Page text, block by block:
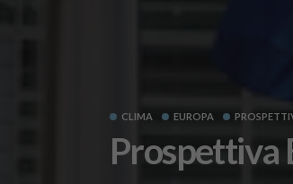
CLIMA EUROPA
Prospettiva